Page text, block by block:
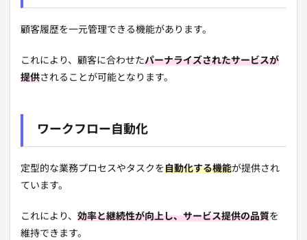
顧客履歴を一元管理できる機能があります。
これにより、顧客に合わせたパーナライズされたサービスが
提供されることが可能となります。
ワークフロー自動化
定型的な業務プロセスやタスクを自動化する機能が提供され
ています。
これにより、 効率と継続性が向上し、サービス提供の品質を
維持できます。